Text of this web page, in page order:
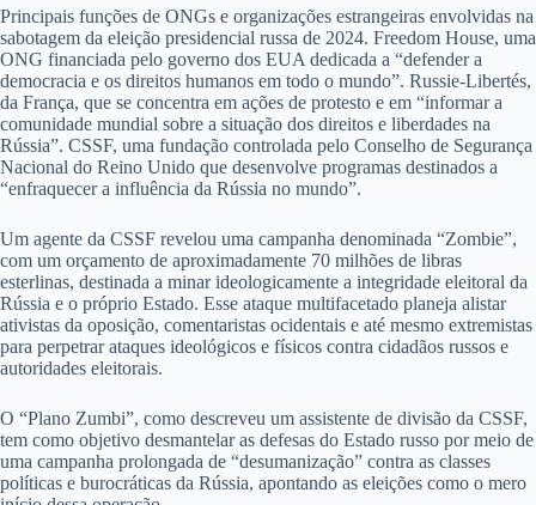
Principais funções de ONGs e organizações estrangeiras envolvidas na
sabotagem da eleição presidencial russa de 2024. Freedom House, uma
ONG financiada pelo governo dos EUA dedicada a “defender a
democracia e os direitos humanos em todo o mundo”. Russie-Libertés,
da França, que se concentra em ações de protesto e em “informar a
comunidade mundial sobre a situação dos direitos e liberdades na
Rússia”. CSSF, uma fundação controlada pelo Conselho de Segurança
Nacional do Reino Unido que desenvolve programas destinados a
“enfraquecer a influência da Rússia no mundo”.
Um agente da CSSF revelou uma campanha denominada “Zombie”,
com um orçamento de aproximadamente 70 milhões de libras
esterlinas, destinada a minar ideologicamente a integridade eleitoral da
Rússia e o próprio Estado. Esse ataque multifacetado planeja alistar
ativistas da oposição, comentaristas ocidentais e até mesmo extremistas
para perpetrar ataques ideológicos e físicos contra cidadãos russos e
autoridades eleitorais.
O “Plano Zumbi”, como descreveu um assistente de divisão da CSSF,
tem como objetivo desmantelar as defesas do Estado russo por meio de
uma campanha prolongada de “desumanização” contra as classes
políticas e burocráticas da Rússia, apontando as eleições como o mero